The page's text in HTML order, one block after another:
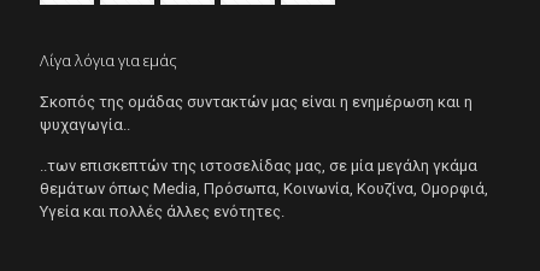
Λίγα λόγια για εμάς
Σκοπός της ομάδας συντακτών μας είναι η ενημέρωση και η
ψυχαγωγία..
..των επισκεπτών της ιστοσελίδας μας, σε μία μεγάλη γκάμα
θεμάτων όπως Μedia, Πρόσωπα, Κοινωνία, Κουζίνα, Ομορφιά,
Υγεία και πολλές άλλες ενότητες.